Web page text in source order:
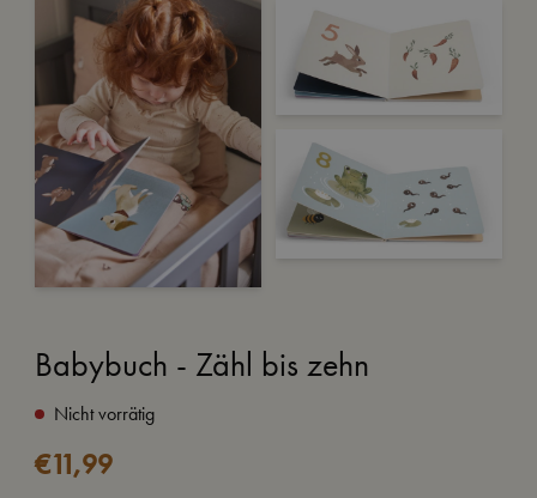
Babybuch - Zähl bis zehn
Nicht vorrätig
€11,99